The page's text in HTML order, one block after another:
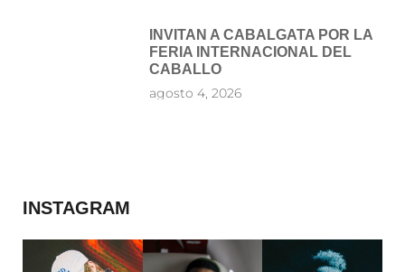
INVITAN A CABALGATA POR LA
FERIA INTERNACIONAL DEL
CABALLO
agosto 4, 2026
INSTAGRAM